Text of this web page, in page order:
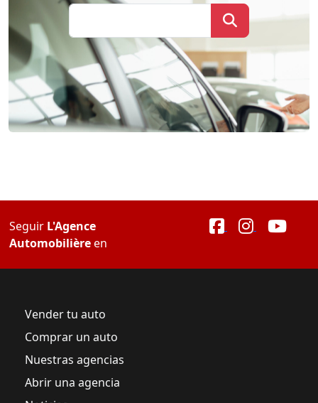
Seguir L'Agence
Automobilièreen
Vender tu auto
Comprar un auto
Nuestras agencias
Abrir una agencia